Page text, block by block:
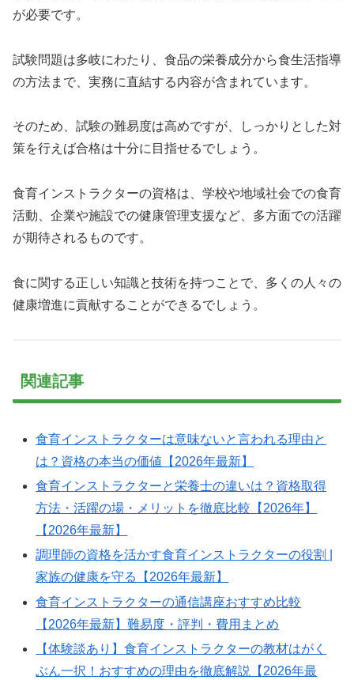
が必要です。
試験問題は多岐にわたり、食品の栄養成分から食生活指導
の方法まで、実務に直結する内容が含まれています。
そのため、試験の難易度は高めですが、しっかりとした対
策を行えば合格は十分に目指せるでしょう。
食育インストラクターの資格は、学校や地域社会での食育
活動、企業や施設での健康管理支援など、多方面での活躍
が期待されるものです。
食に関する正しい知識と技術を持つことで、多くの人々の
健康増進に貢献することができるでしょう。
関連記事
食育インストラクターは意味ないと言われる理由と
は？資格の本当の価値【2026年最新】
食育インストラクターと栄養士の違いは？資格取得
方法・活躍の場・メリットを徹底比較【2026年】
【2026年最新】
調理師の資格を活かす食育インストラクターの役割 |
家族の健康を守る【2026年最新】
食育インストラクターの通信講座おすすめ比較
【2026年最新】難易度・評判・費用まとめ
【体験談あり】食育インストラクターの教材はがく
ぶん一択！おすすめの理由を徹底解説【2026年最